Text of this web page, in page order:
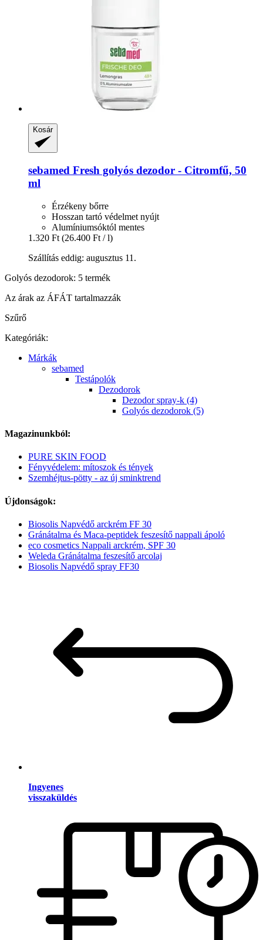
Kosár
sebamed Fresh golyós dezodor -​ Citromfű, 50
ml
Érzékeny bőrre
Hosszan tartó védelmet nyújt
Alumíniumsóktól mentes
1.320 Ft (26.400 Ft / l)
Szállítás eddig: augusztus 11.
Golyós dezodorok: 5 termék
Az árak az ÁFÁT tartalmazzák
Szűrő
Kategóriák:
Márkák
sebamed
Testápolók
Dezodorok
Dezodor spray-k (4)
Golyós dezodorok (5)
Magazinunkból:
PURE SKIN FOOD
Fényvédelem: mítoszok és tények
Szemhéjtus-pötty - az új sminktrend
Újdonságok:
Biosolis Napvédő arckrém FF 30
Gránátalma és Maca-peptidek feszesítő nappali ápoló
eco cosmetics Nappali arckrém, SPF 30
Weleda Gránátalma feszesítő arcolaj
Biosolis Napvédő spray FF30
Ingyenes
visszaküldés